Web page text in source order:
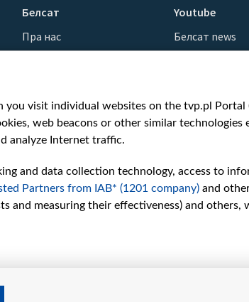
Белсат
Пра нас
Кантакты
Як нас глядзець
Узнагароды
Міжнародная супраца
Ціск з боку ўладаў
Беларусі
Як нас падтрымаць
Youtube
Белсат news
Белсат Shorts
Belsat English
Biełsat PL
Белсат History
Белсат Music
Белсат Doc
visit individual websites on the tvp.pl
web beacons or other similar
analyze Internet traffic.
and data collection technology, access to
Partners from IAB* (1201 company) and
and measuring their effectiveness) and others,